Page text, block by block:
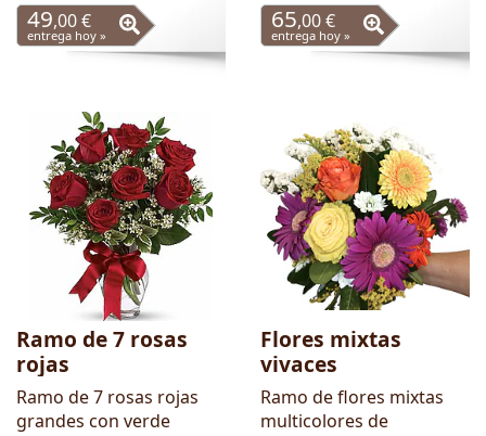
49,00 €
entrega hoy »
65,00 €
entrega hoy »
Ramo de 7 rosas
rojas
Ramo de 7 rosas rojas
grandes con verde
Flores mixtas
vivaces
Ramo de flores mixtas
multicolores de